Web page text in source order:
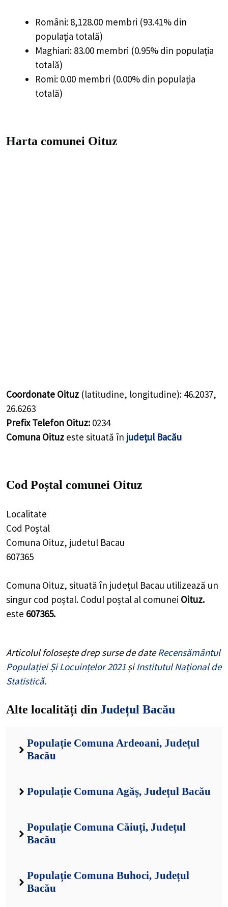
Români: 8,128.00 membri (93.41% din
populația totală)
Maghiari: 83.00 membri (0.95% din populația
totală)
Romi: 0.00 membri (0.00% din populația
totală)
Harta comunei Oituz
Coordonate Oituz (latitudine, longitudine): 46.2037,
26.6263
Prefix Telefon Oituz: 0234
Comuna Oituz este situată în județul Bacău
Cod Poștal comunei Oituz
Localitate
Cod Poștal
Comuna Oituz, judetul Bacau
607365
Comuna Oituz, situată în județul Bacau utilizează un
singur cod poștal. Codul poștal al comunei Oituz.
este 607365.
Articolul folosește drep surse de dateRecensământul
Populației Și Locuințelor 2021 șiInstitutul Național de
Statistică.
Alte localități din Județul Bacău
Populație Comuna Ardeoani, Județul
Bacău
Populație Comuna Agăș, Județul Bacău
Populație Comuna Căiuți, Județul
Bacău
Populație Comuna Buhoci, Județul
Bacău